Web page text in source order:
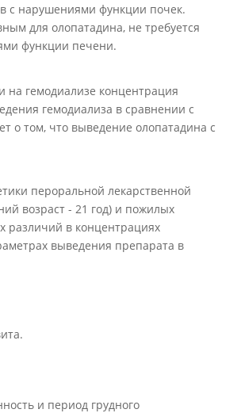
с нарушениями функции почек.
для олопатадина, не требуется
функции печени.
на гемодиализе концентрация
гемодиализа в сравнении с
о том, что выведение олопатадина с
пероральной лекарственной
возраст - 21 год) и пожилых
различий в концентрациях
выведения препарата в
и период грудного